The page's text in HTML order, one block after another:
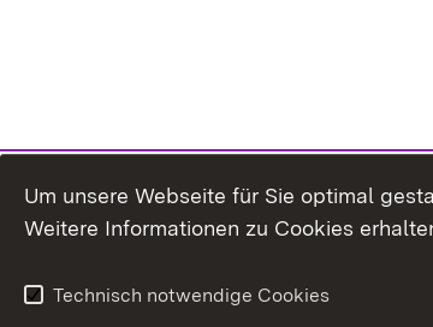
Um unsere Webseite für Sie optimal
Weitere Informationen zu Cookies
Technisch notwendige Cookies